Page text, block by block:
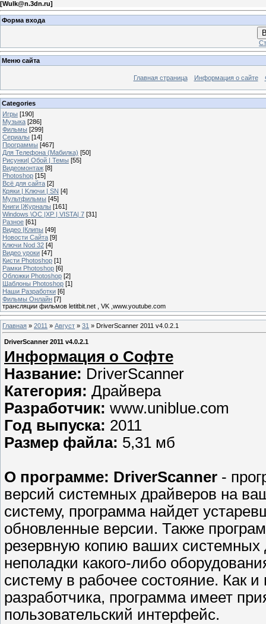
[Wulk@n.3dn.ru]
Форма входа
Меню сайта
Главная страница Информация о сайте
Categories
Игры [190]
Музыка [286]
Фильмы [299]
Сериалы [14]
Программы [467]
Для Телефона (Мабилка) [50]
Рисунки| Обой | Темы [55]
Видеомонтаж [8]
Photoshop [15]
Всё для сайта [2]
Кряки | Kлючи | SN [4]
Мультфильмы [45]
Книги |Журналы [161]
Windows \OC |XP | VISTA| 7 [31]
Разное [61]
Видео |Клипы [49]
Новости Сайта [9]
Ключи Nod 32 [4]
Видео уроки [47]
Кисти Photoshop [1]
Рамки Photoshop [6]
Обложки Photoshop [2]
Шаблоны Photoshop [1]
Наши Разработки [6]
Фильмы Онлайн [7]
трансляции фильмов letitbit.net , VK ,www.youtube.com
Главная » 2011 » Август » 31 » DriverScanner 2011 v4.0.2.1
DriverScanner 2011 v4.0.2.1
Информация о Софте
Название: DriverScanner
Категория: Драйвера
Разработчик: www.uniblue.com
Год выпуска: 2011
Размер файла: 5,31 мб
О программе: DriverScanner -
версий системных драйверов на
систему, программа найдет
обновленные версии. Также
резервную копию ваших системных
неполадки какого-либо
систему в рабочее состояние. Как
разработчика, программа имеет
пользовательский интерфейс.